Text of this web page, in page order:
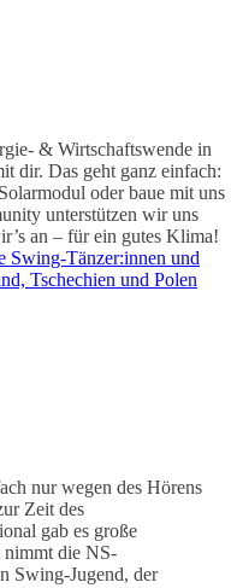
& Wirtschaftswende in
dir. Das geht ganz einfach:
oder baue mit uns
unterstützen wir uns
an – für ein gutes Klima!
Swing-Tänzer:innen und
Tschechien und Polen
nur wegen des Hörens
Zeit des
gab es große
nimmt die NS-
Swing-Jugend, der